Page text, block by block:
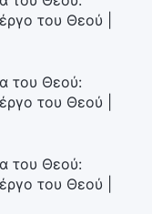
του Θεού |
του Θεού:
του Θεού |
του Θεού:
του Θεού |